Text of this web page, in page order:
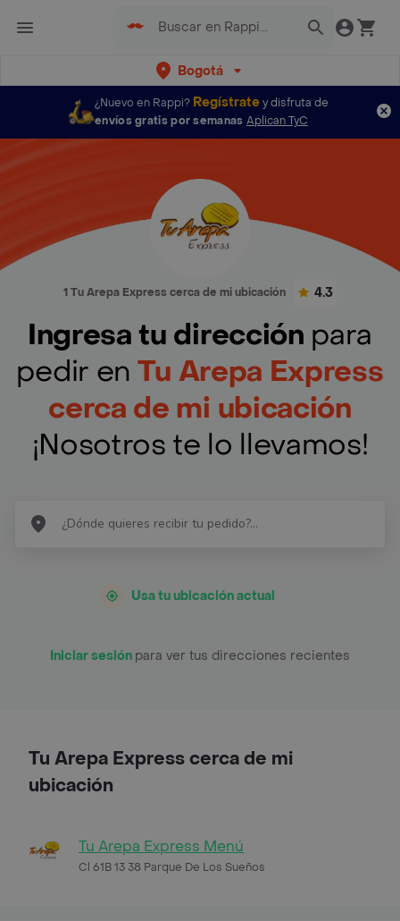
Bogotá
¿Nuevo en Rappi? Regístratey disfruta de
envíos gratis por semanas Aplican TyC
1 Tu Arepa Express cerca de mi ubicación 4.3
Ingresa tu dirección para
pedir en Tu Arepa Express
cerca de mi ubicación
¡Nosotros te lo llevamos!
Usa tu ubicación actual
Iniciar sesión para ver tus direcciones recientes
Tu Arepa Express cerca de mi
ubicación
Tu Arepa Express Menú
Cl 61B 13 38 Parque De Los Sueños